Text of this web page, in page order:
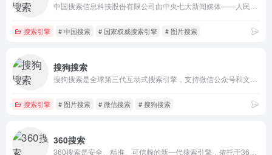
搜索引擎 # 中国搜索 # 国家权威搜索引擎 # 图片搜索
搜狗搜索
搜索引擎 # 图片搜索 # 微信搜索 # 搜狗搜索
360搜索